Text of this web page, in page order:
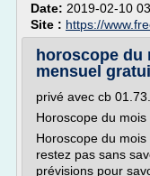
Date: 2019-02-10
Site : https://
horoscope du
mensuel
privé avec cb
Horoscope du mois
Horoscope du
restez pas sans
prévisions pour